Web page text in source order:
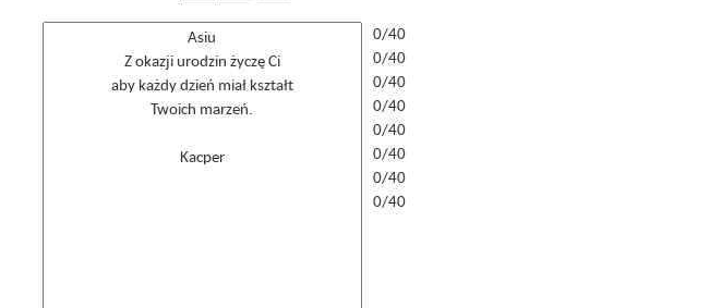
0/40
0/40
0/40
0/40
0/40
0/40
0/40
0/40